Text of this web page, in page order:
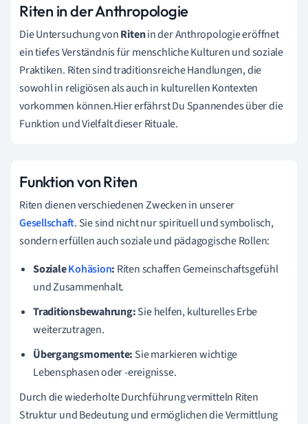
Riten in der Anthropologie
Die Untersuchung vonRitenin der Anthropologie eröffnet
ein tiefes Verständnis für menschliche Kulturen und soziale
Praktiken. Riten sind traditionsreiche Handlungen, die
sowohl in religiösen als auch in kulturellen Kontexten
vorkommen können.Hier erfährst Du Spannendes über die
Funktion und Vielfalt dieser Rituale.
Funktion von Riten
Riten dienen verschiedenen Zwecken in unserer
Gesellschaft. Sie sind nicht nur spirituell und symbolisch,
sondern erfüllen auch soziale und pädagogische Rollen:
SozialeKohäsion: Riten schaffen Gemeinschaftsgefühl
und Zusammenhalt.
Traditionsbewahrung:Sie helfen, kulturelles Erbe
weiterzutragen.
Übergangsmomente: Sie markieren wichtige
Lebensphasen oder -ereignisse.
Durch die wiederholte Durchführung vermitteln Riten
Struktur und Bedeutung und ermöglichen die Vermittlung